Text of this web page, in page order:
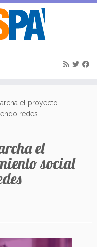
el proyecto
redes
el
social